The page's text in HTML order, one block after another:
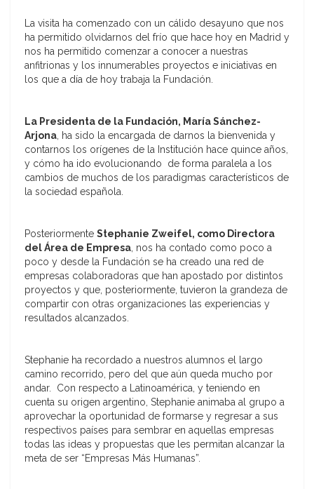
La visita ha comenzado con un cálido desayuno que nos
ha permitido olvidarnos del frío que hace hoy en Madrid y
nos ha permitido comenzar a conocer a nuestras
anfitrionas y los innumerables proyectos e iniciativas en
los que a día de hoy trabaja la Fundación.
La Presidenta de la Fundación, María Sánchez-
Arjona, ha sido la encargada de darnos la bienvenida y
contarnos los orígenes de la Institución hace quince años,
y cómo ha ido evolucionando de forma paralela a los
cambios de muchos de los paradigmas característicos de
la sociedad española.
Posteriormente Stephanie Zweifel, como Directora
del Área de Empresa, nos ha contado como poco a
poco y desde la Fundación se ha creado una red de
empresas colaboradoras que han apostado por distintos
proyectos y que, posteriormente, tuvieron la grandeza de
compartir con otras organizaciones las experiencias y
resultados alcanzados.
Stephanie ha recordado a nuestros alumnos el largo
camino recorrido, pero del que aún queda mucho por
andar. Con respecto a Latinoamérica, y teniendo en
cuenta su origen argentino, Stephanie animaba al grupo a
aprovechar la oportunidad de formarse y regresar a sus
respectivos países para sembrar en aquellas empresas
todas las ideas y propuestas que les permitan alcanzar la
meta de ser “Empresas Más Humanas”.